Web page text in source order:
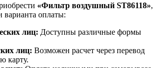
«Фильтр воздушный ST86118»,
варианта оплаты:
лиц: Доступны различные формы
лиц: Возможен расчет через перевод
карту.